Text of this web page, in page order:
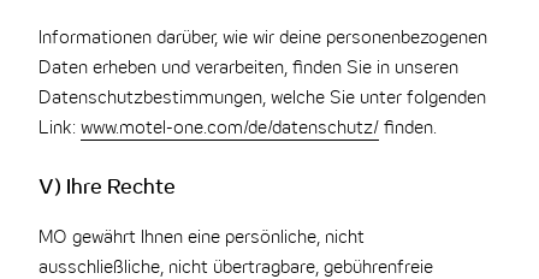
Informationen darüber, wie wir deine personenbezogenen
Daten erheben und verarbeiten, finden Sie in unseren
Datenschutzbestimmungen, welche Sie unter folgenden
Link:www.motel-one.com/de/datenschutz/ finden.
V) Ihre Rechte
MO gewährt Ihnen eine persönliche, nicht
ausschließliche, nicht übertragbare, gebührenfreie